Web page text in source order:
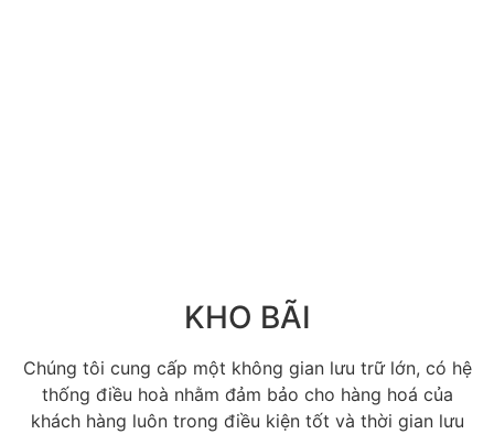
KHO BÃI
Chúng tôi cung cấp một không gian lưu trữ lớn, có hệ
thống điều hoà nhằm đảm bảo cho hàng hoá của
khách hàng luôn trong điều kiện tốt và thời gian lưu